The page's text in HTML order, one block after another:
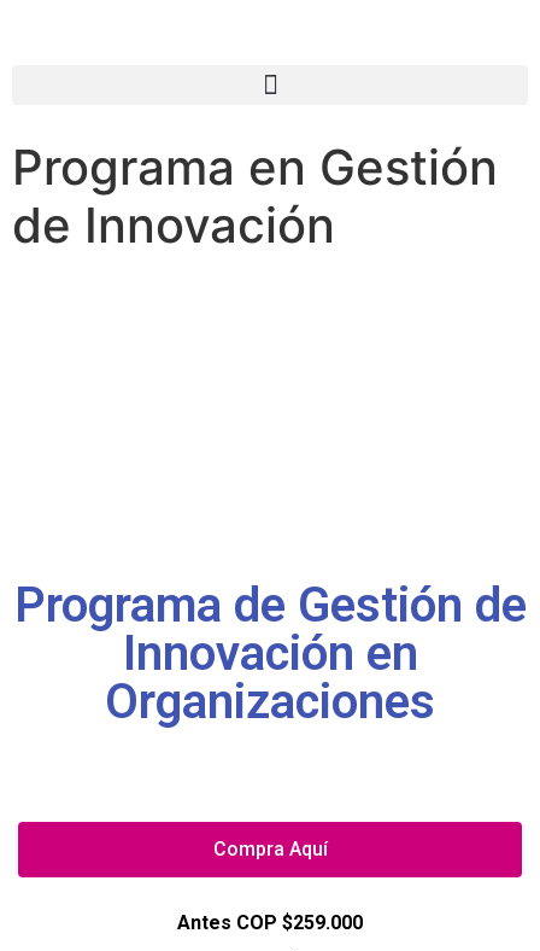
Programa en Gestión
de Innovación
Programa de Gestión de
Innovación en
Organizaciones
Compra Aquí
Antes COP $259.000